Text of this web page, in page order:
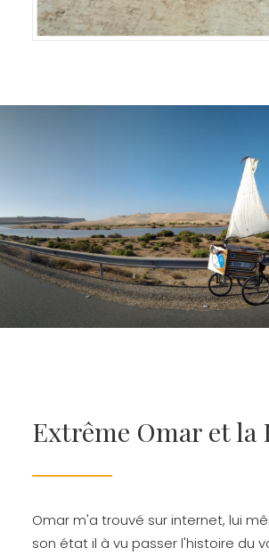
Extrême Omar et la
Omar m'a trouvé sur internet, lui
son état il à vu passer l'histoire du